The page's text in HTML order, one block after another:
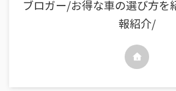
ブロガー/お得な車の選び方を
報紹介/